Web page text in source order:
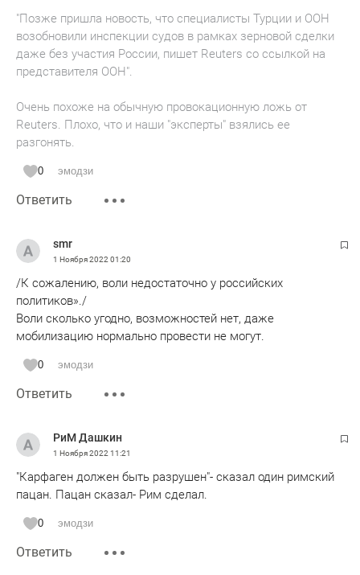
"Позже пришла новость, что специалисты Турции и ООН
возобновили инспекции судов в рамках зерновой сделки
даже без участия России, пишет Reuters со ссылкой на
представителя ООН".
Очень похоже на обычную провокационную ложь от
Reuters. Плохо, что и наши "эксперты" взялись ее
разгонять.
0 эмодзи
Ответить
smr
1 Ноября 2022 01:20
/К сожалению, воли недостаточно у российских
политиков»./
Воли сколько угодно, возможностей нет, даже
мобилизацию нормально провести не могут.
0 эмодзи
Ответить
РиМ Дашкин
1 Ноября 2022 11:21
"Карфаген должен быть разрушен"- сказал один римский
пацан. Пацан сказал- Рим сделал.
0 эмодзи
Ответить